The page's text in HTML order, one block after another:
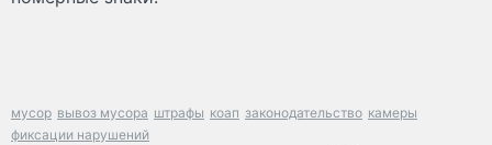
мусор вывоз мусора штрафы коап законодательство камеры
фиксации нарушений